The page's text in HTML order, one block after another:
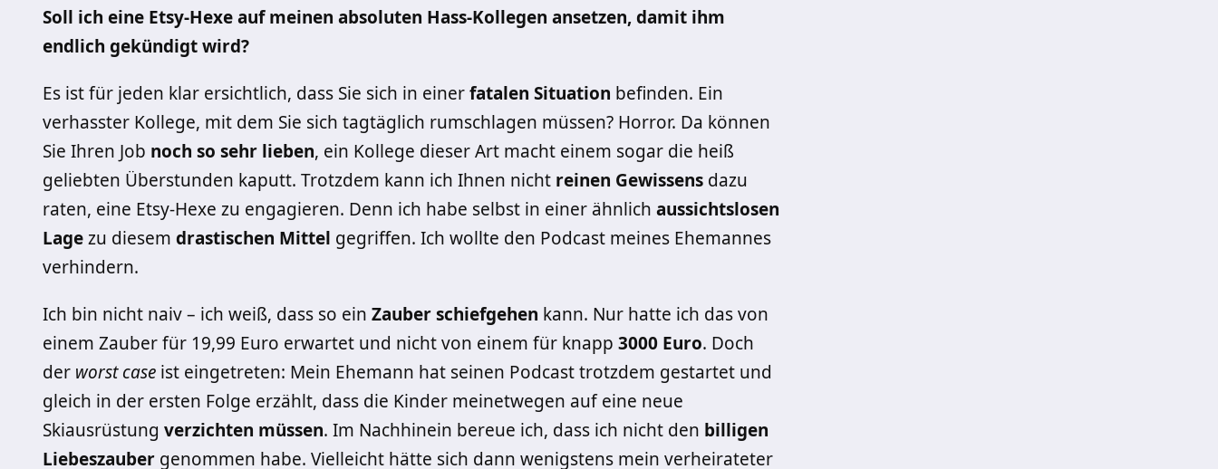
Soll ich eine Etsy-Hexe auf meinen absoluten Hass-Kollegen ansetzen, damit ihm
endlich gekündigt wird?
Es ist für jeden klar ersichtlich, dass Sie sich in einerfatalen Situation befinden. Ein
verhasster Kollege, mit dem Sie sich tagtäglich rumschlagen müssen? Horror. Da können
Sie Ihren Job noch so sehr lieben, ein Kollege dieser Art macht einem sogar die heiß
geliebten Überstunden kaputt. Trotzdem kann ich Ihnen nicht reinen Gewissens dazu
raten, eine Etsy-Hexe zu engagieren. Denn ich habe selbst in einer ähnlich aussichtslosen
Lagezu diesem drastischen Mittel gegriffen. Ich wollte den Podcast meines Ehemannes
verhindern.
Ich bin nicht naiv – ich weiß, dass so ein Zauber schiefgehen kann. Nur hatte ich das von
einem Zauber für 19,99 Euro erwartet und nicht von einem für knapp 3000 Euro. Doch
der worst case ist eingetreten: Mein Ehemann hat seinen Podcast trotzdem gestartet und
gleich in der ersten Folge erzählt, dass die Kinder meinetwegen auf eine neue
Skiausrüstung verzichten müssen. Im Nachhinein bereue ich, dass ich nicht den billigen
Liebeszauber genommen habe. Vielleicht hätte sich dann wenigstens mein verheirateter